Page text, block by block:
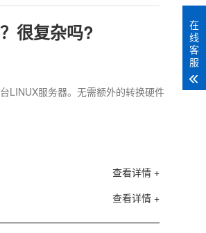
很复杂吗?
LINUX服务器。无需额外的转换硬件
查看详情 +
查看详情 +
在
线
客
服